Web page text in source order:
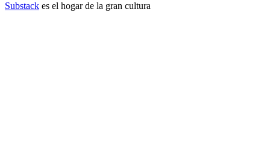
Substack es el hogar de la gran cultura